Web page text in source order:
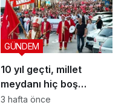
10 yıl geçti, millet
meydanı hiç boş
bırakmadı
GÜNDEM
3 hafta önce